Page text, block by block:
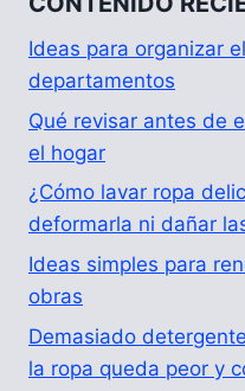
Ideas para organizar
departamentos
Qué revisar antes de
el hogar
¿Cómo lavar ropa
deformarla ni dañar
Ideas simples para
obras
Demasiado
la ropa queda peor y